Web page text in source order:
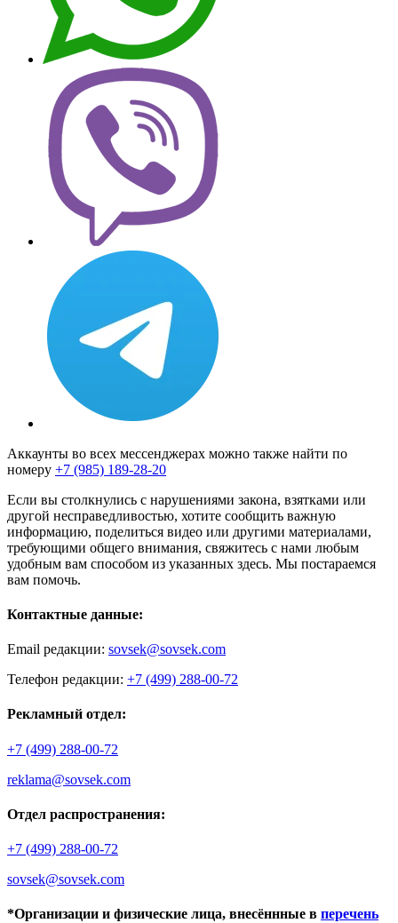
Аккаунты во всех мессенджерах можно также найти по
номеру +7 (985) 189-28-20
Если вы столкнулись с нарушениями закона, взятками или
другой несправедливостью, хотите сообщить важную
информацию, поделиться видео или другими материалами,
требующими общего внимания, свяжитесь с нами любым
удобным вам способом из указанных здесь. Мы постараемся
вам помочь.
Контактные данные:
Email редакции: sovsek@sovsek.com
Телефон редакции: +7 (499) 288-00-72
Рекламный отдел:
+7 (499) 288-00-72
reklama@sovsek.com
Отдел распространения:
+7 (499) 288-00-72
sovsek@sovsek.com
*Организации и физические лица, внесённные в перечень